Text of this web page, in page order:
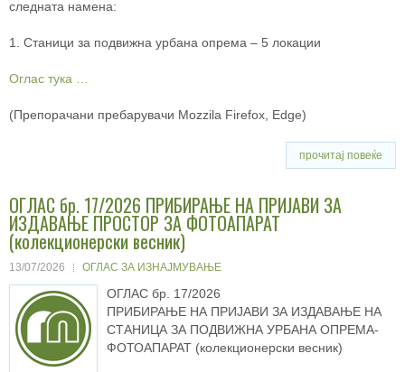
следната намена:
1. Станици за подвижна урбана опрема – 5 локации
Оглас тука …
(Препорачани пребарувачи Mozzila Firefox, Edge)
прочитај повеќе
ОГЛАС бр. 17/2026 ПРИБИРАЊЕ НА ПРИЈАВИ ЗА
ИЗДАВАЊЕ ПРОСТОР ЗА ФОТОАПАРАТ
(колекционерски весник)
13/07/2026 ОГЛАС ЗА ИЗНАЈМУВАЊЕ
ОГЛАС бр. 17/2026
ПРИБИРАЊЕ НА ПРИЈАВИ ЗА ИЗДАВАЊЕ НА
СТАНИЦА ЗА ПОДВИЖНА УРБАНА ОПРЕМА-
ФОТОАПАРАТ (колекционерски весник)